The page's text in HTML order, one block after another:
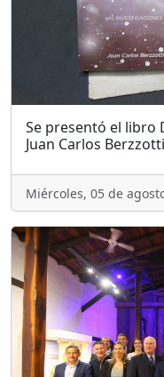
Se presentó el libro
Juan Carlos Berzzotti
Miércoles, 05 de